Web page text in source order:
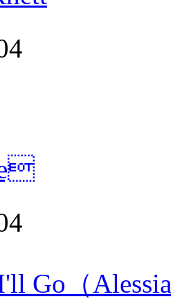
Go（